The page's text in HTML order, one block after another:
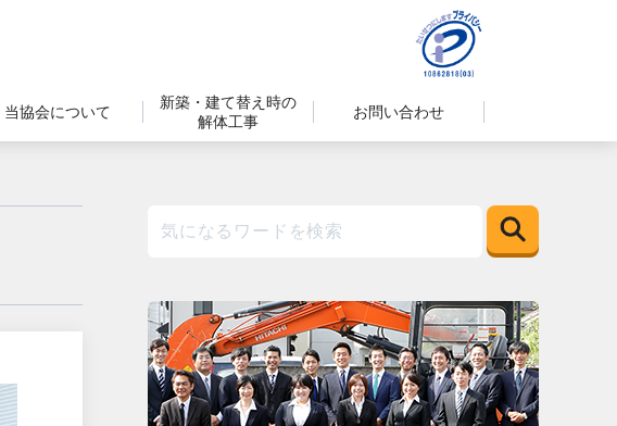
当協会について
新築・建て替え時の
解体工事
お問い合わせ